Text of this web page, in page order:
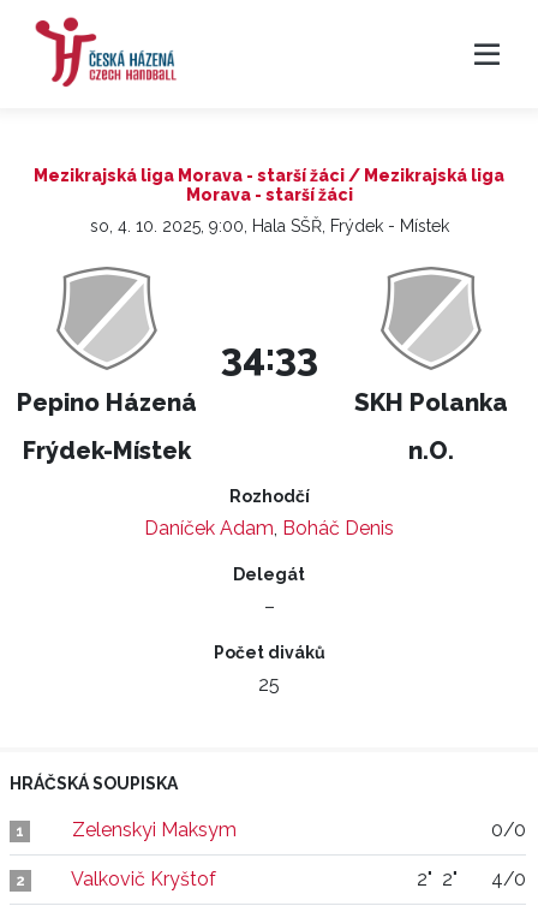
Mezikrajská liga Morava - starší žáci / Mezikrajská liga
Morava - starší žáci
so, 4. 10. 2025, 9:00, Hala SŠŘ, Frýdek - Místek
Pepino Házená
Frýdek-Místek
34:33
SKH Polanka
n.O.
Rozhodčí
Daníček Adam, Boháč Denis
Delegát
–
Počet diváků
25
HRÁČSKÁ SOUPISKA
1 Zelenskyi Maksym 0/0
2 Valkovič Kryštof 2" 2" 4/0